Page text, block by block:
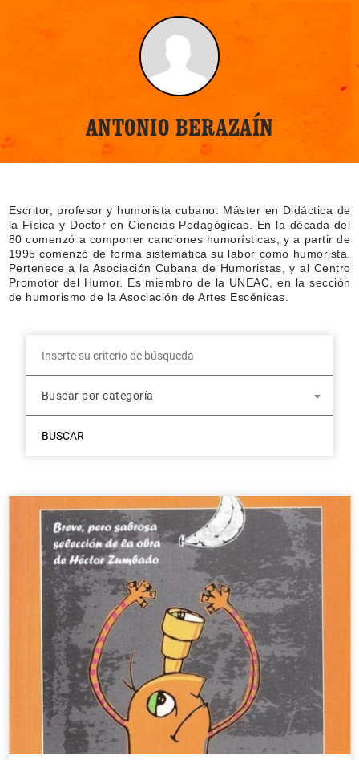
ANTONIO BERAZAÍN
Escritor, profesor y humorista cubano. Máster en Didáctica de
la Física y Doctor en Ciencias Pedagógicas. En la década del
80 comenzó a componer canciones humorísticas, y a partir de
1995 comenzó de forma sistemática su labor como humorista.
Pertenece a la Asociación Cubana de Humoristas, y al Centro
Promotor del Humor. Es miembro de la UNEAC, en la sección
de humorismo de la Asociación de Artes Escénicas.
Buscar por categoría
BUSCAR